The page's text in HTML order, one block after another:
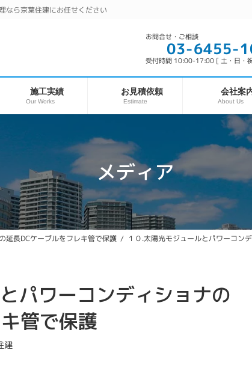
なら京葉住建にお任せください
お問合せ・ご相談
03-6455-
受付時間 10:00-17:00 [ 土・日・
施工実績
Our Works
お見積依頼
Estimate
会社案
About Us
メディア
延長DCケーブルをフレキ管で保護 １０.太陽光モジュールとパワーコン
パワーコンディショナの
管で保護
建